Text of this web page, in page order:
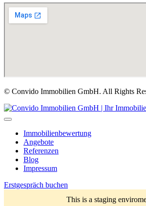
© Convido Immobilien GmbH. All Rights
Immobilienbewertung
Angebote
Referenzen
Blog
Impressum
Erstgespräch buchen
This is a staging